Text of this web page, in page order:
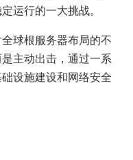
运行的一大挑战。
球根服务器布局的不
主动出击，通过一系
设施建设和网络安全